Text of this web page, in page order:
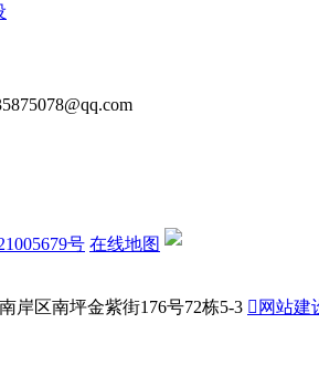
号 在线地图
岸区南坪金紫街176号72栋5-3  网站建